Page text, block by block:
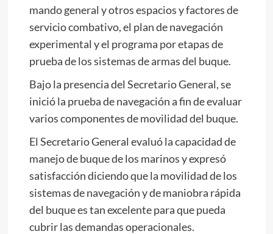
mando general y otros espacios y factores de
servicio combativo, el plan de navegación
experimental y el programa por etapas de
prueba de los sistemas de armas del buque.
Bajo la presencia del Secretario General, se
inició la prueba de navegación a fin de evaluar
varios componentes de movilidad del buque.
El Secretario General evaluó la capacidad de
manejo de buque de los marinos y expresó
satisfacción diciendo que la movilidad de los
sistemas de navegación y de maniobra rápida
del buque es tan excelente para que pueda
cubrir las demandas operacionales.